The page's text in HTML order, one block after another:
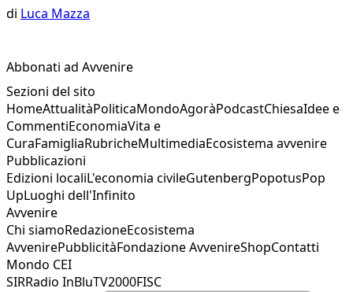
di Luca Mazza
Abbonati ad Avvenire
Sezioni del sito
HomeAttualitàPoliticaMondoAgoràPodcastChiesaIdee e
CommentiEconomiaVita e
CuraFamigliaRubricheMultimediaEcosistema avvenire
Pubblicazioni
Edizioni localiL'economia civileGutenbergPopotusPop
UpLuoghi dell'Infinito
Avvenire
Chi siamoRedazioneEcosistema
AvvenirePubblicitàFondazione AvvenireShopContatti
Mondo CEI
SIRRadio InBluTV2000FISC